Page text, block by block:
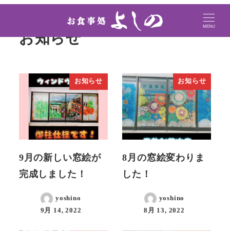
MENU
お知らせ
お知らせ
9月の新しい窓絵が
完成しました！
yoshino
9月 14, 2022
お知らせ
8月の窓絵変わりま
した！
yoshino
8月 13, 2022